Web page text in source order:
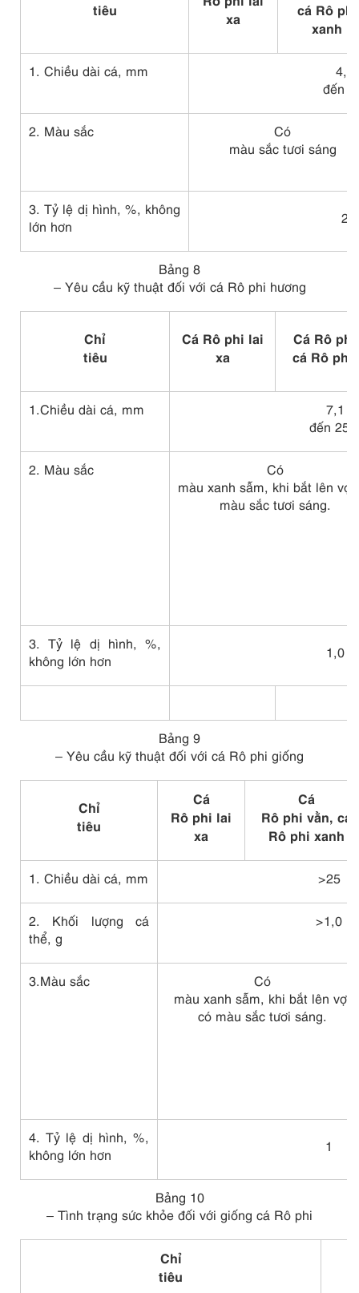
tiêu
xa
cá Rô phi
xanh
1. Chiều dài cá, mm
4,5
đến
2. Màu sắc
Có
màu sắc tươi sáng
3. Tỷ lệ dị hình, %, không
lớn hơn
2
Bảng 8
– Yêu cầu kỹ thuật đối với cá Rô phi hương
Chỉ
tiêu
Cá Rô phi lai
xa
Cá Rô
cá Rô phi
1.Chiều dài cá, mm
7,1
đến
2. Màu sắc
Có
màu xanh sẫm, khi bắt lên vợt
màu sắc tươi sáng.
3. Tỷ lệ dị hình, %,
không lớn hơn
1,0
Bảng 9
– Yêu cầu kỹ thuật đối với cá Rô phi giống
Chỉ
tiêu
Cá
Rô phi lai
xa
Cá
Rô phi vằn, cá
Rô phi xanh
1. Chiều dài cá, mm >25
2. Khối lượng cá
thể, g
>1,0
3.Màu sắc
Có
màu xanh sẫm, khi bắt lên vợt
có màu sắc tươi sáng.
4. Tỷ lệ dị hình, %,
không lớn hơn
1
Bảng 10
– Tình trạng sức khỏe đối với giống cá Rô phi
Chỉ
tiêu